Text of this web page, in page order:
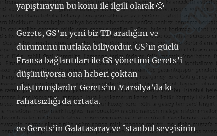
yapıştırayım bu konu ile ilgili olarak 🙂
Gerets, GS’ın yeni bir TD aradığını ve
durumunu mutlaka biliyordur. GS’ın güçlü
Fransa bağlantıları ile GS yönetimi Gerets’i
düşünüyorsa ona haberi çoktan
ulaştırmışlardır. Gerets’in Marsilya’da ki
rahatsızlığı da ortada.
ee Gerets’in Galatasaray ve İstanbul sevgisinin